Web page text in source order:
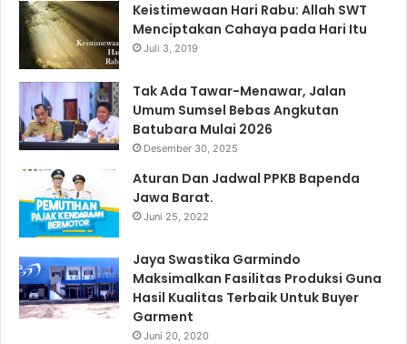
Keistimewaan Hari Rabu: Allah SWT
Menciptakan Cahaya pada Hari Itu
Juli 3, 2019
Tak Ada Tawar-Menawar, Jalan
Umum Sumsel Bebas Angkutan
Batubara Mulai 2026
Desember 30, 2025
Aturan Dan Jadwal PPKB Bapenda
Jawa Barat.
Juni 25, 2022
Jaya Swastika Garmindo
Maksimalkan Fasilitas Produksi Guna
Hasil Kualitas Terbaik Untuk Buyer
Garment
Juni 20, 2020